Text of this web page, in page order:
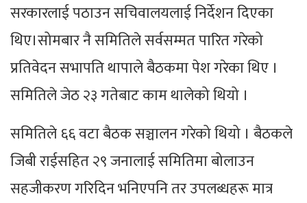
सरकारलाई पठाउन सचिवालयलाई निर्देशन दिएका
थिए।सोमबार नै समितिले सर्वसम्मत पारित गरेको
प्रतिवेदन सभापति थापाले बैठकमा पेश गरेका थिए ।
समितिले जेठ २३ गतेबाट काम थालेको थियो ।
समितिले ६६ वटा बैठक सञ्चालन गरेको थियो । बैठकले
जिबी राईसहित २९ जनालाई समितिमा बोलाउन
सहजीकरण गरिदिन भनिएपनि तर उपलब्धहरू मात्र